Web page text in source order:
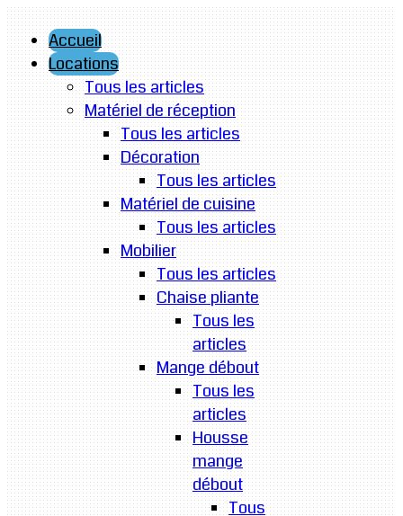
Accueil
Locations
Tous les articles
Matériel de réception
Tous les articles
Décoration
Tous les articles
Matériel de cuisine
Tous les articles
Mobilier
Tous les articles
Chaise pliante
Tous les
articles
Mange débout
Tous les
articles
Housse
mange
débout
Tous